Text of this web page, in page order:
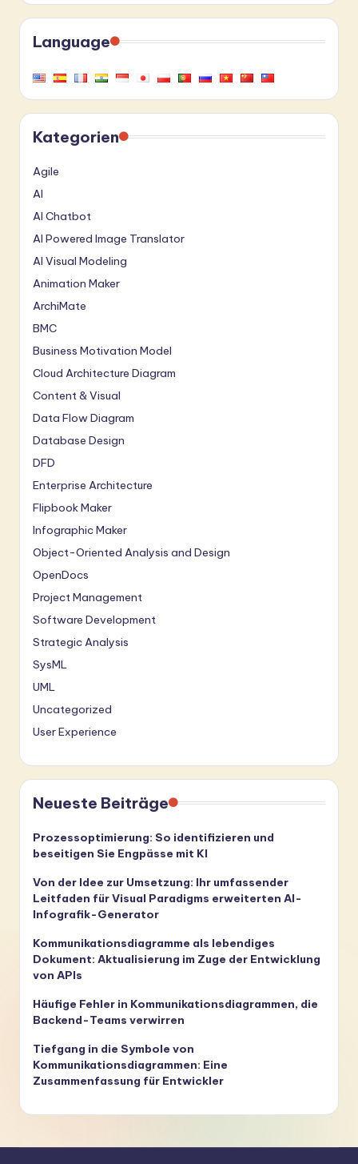
Language
Kategorien
Agile
AI
AI Chatbot
AI Powered Image Translator
AI Visual Modeling
Animation Maker
ArchiMate
BMC
Business Motivation Model
Cloud Architecture Diagram
Content & Visual
Data Flow Diagram
Database Design
DFD
Enterprise Architecture
Flipbook Maker
Infographic Maker
Object-Oriented Analysis and Design
OpenDocs
Project Management
Software Development
Strategic Analysis
SysML
UML
Uncategorized
User Experience
Neueste Beiträge
Prozessoptimierung: So identifizieren und
beseitigen Sie Engpässe mit KI
Von der Idee zur Umsetzung: Ihr umfassender
Leitfaden für Visual Paradigms erweiterten AI-
Infografik-Generator
Kommunikationsdiagramme als lebendiges
Dokument: Aktualisierung im Zuge der Entwicklung
von APIs
Häufige Fehler in Kommunikationsdiagrammen, die
Backend-Teams verwirren
Tiefgang in die Symbole von
Kommunikationsdiagrammen: Eine
Zusammenfassung für Entwickler